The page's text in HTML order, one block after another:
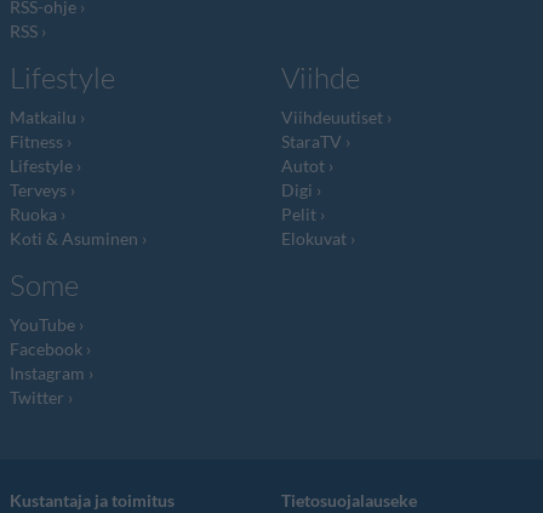
RSS-ohje
RSS
Lifestyle
Matkailu
Fitness
Lifestyle
Terveys
Ruoka
Koti & Asuminen
Viihde
Viihdeuutiset
StaraTV
Autot
Digi
Pelit
Elokuvat
Some
YouTube
Facebook
Instagram
Twitter
Kustantaja ja toimitus Tietosuojalauseke